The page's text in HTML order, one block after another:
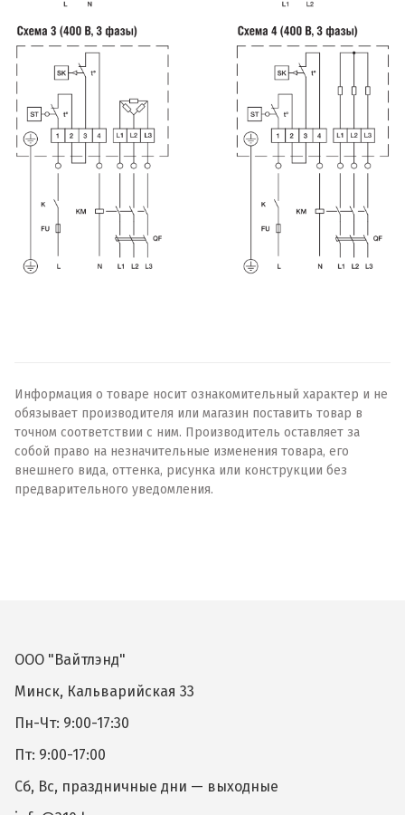
Информация о товаре носит ознакомительный характер и не
обязывает производителя или магазин поставить товар в
точном соответствии с ним. Производитель оставляет за
собой право на незначительные изменения товара, его
внешнего вида, оттенка, рисунка или конструкции без
предварительного уведомления.
ООО "Вайтлэнд"
Минск, Кальварийская 33
Пн-Чт: 9:00-17:30
Пт: 9:00-17:00
Сб, Вс, праздничные дни — выходные